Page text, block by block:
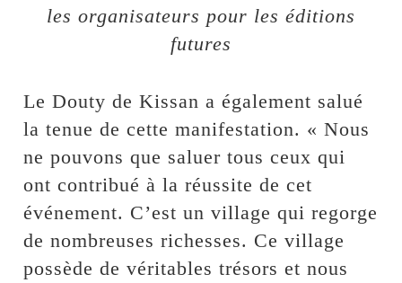
les organisateurs pour les éditions
futures
Le Douty de Kissan a également salué
la tenue de cette manifestation. « Nous
ne pouvons que saluer tous ceux qui
ont contribué à la réussite de cet
événement. C’est un village qui regorge
de nombreuses richesses. Ce village
possède de véritables trésors et nous